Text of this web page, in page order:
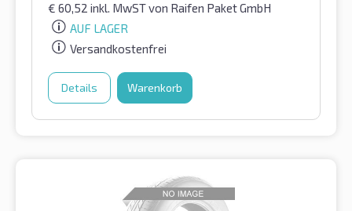
€ 60,52 inkl. MwSTvon Raifen Paket GmbH
AUF LAGER
Versandkostenfrei
Details Warenkorb